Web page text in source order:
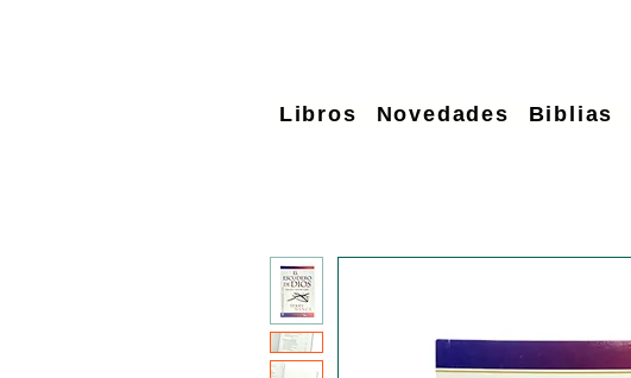
Libros Novedades Biblias